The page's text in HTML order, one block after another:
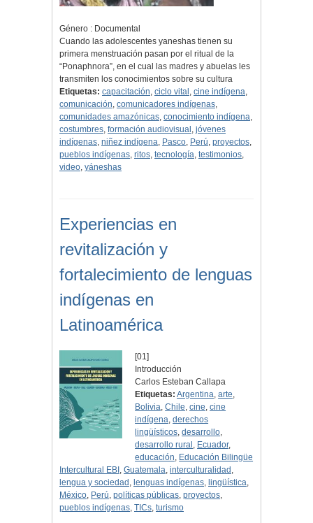
Género : Documental
Cuando las adolescentes yaneshas tienen su
primera menstruación pasan por el ritual de la
“Ponaphnora”, en el cual las madres y abuelas les
transmiten los conocimientos sobre su cultura
Etiquetas: capacitación, ciclo vital , cine indígena,
comunicación, comunicadores indígenas,
comunidades amazónicas, conocimiento indígena,
costumbres, formación audiovisual , jóvenes
indígenas, niñez indígena, Pasco, Perú, proyectos,
pueblos indígenas, ritos, tecnología, testimonios,
video, yáneshas
Experiencias en
revitalización y
fortalecimiento de lenguas
indígenas en
Latinoamérica
[01]
Introducción
Carlos Esteban Callapa
Etiquetas: Argentina,arte,
Bolivia,Chile,cine,cine
indígena,derechos
lingüísticos,desarrollo,
desarrollo rural , Ecuador,
educación, Educación Bilingüe
Intercultural EBI , Guatemala, interculturalidad ,
lengua y sociedad , lenguas indígenas, lingüística,
México, Perú, políticas públicas, proyectos,
pueblos indígenas, TICs, turismo